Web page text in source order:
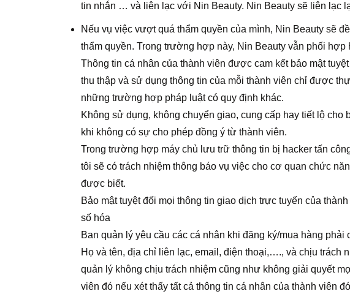
tin nhắn … và liên lạc với Nin Beauty. Nin Beauty sẽ liên lạc
Nếu vụ việc vượt quá thẩm quyền của mình, Nin Beauty sẽ
thẩm quyền. Trong trường hợp này, Nin Beauty vẫn phối hợp
Thông tin cá nhân của thành viên được cam kết bảo mật
thu thập và sử dụng thông tin của mỗi thành viên chỉ được
những trường hợp pháp luật có quy định khác.
Không sử dụng, không chuyển giao, cung cấp hay tiết lộ cho
khi không có sự cho phép đồng ý từ thành viên.
Trong trường hợp máy chủ lưu trữ thông tin bị hacker tấn
tôi sẽ có trách nhiệm thông báo vụ việc cho cơ quan chức
được biết.
Bảo mật tuyệt đối mọi thông tin giao dịch trực tuyến của
số hóa
Ban quản lý yêu cầu các cá nhân khi đăng ký/mua hàng
Họ và tên, địa chỉ liên lạc, email, điện thoại,…., và chịu trách
quản lý không chịu trách nhiệm cũng như không giải quyết
viên đó nếu xét thấy tất cả thông tin cá nhân của thành viên